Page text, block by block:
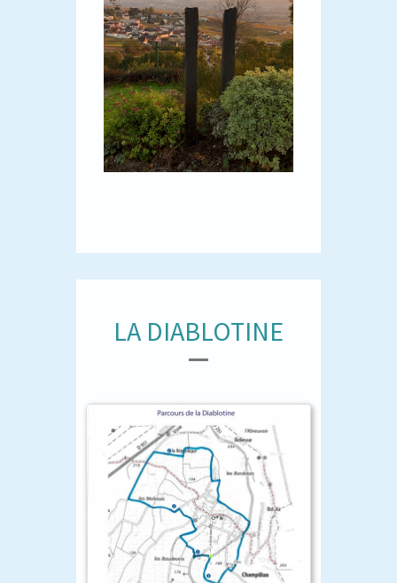
LA DIABLOTINE